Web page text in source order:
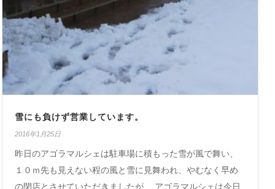
雪にも負けず営業しています。
2016年1月25日
昨日のアゴラマルシェは駐車場に積もった雪が風で舞い、
１０ｍ先も見えない程の風と雪に見舞われ、やむなく早め
の閉店とさせていただきましたが、 アゴラマルシェは今日